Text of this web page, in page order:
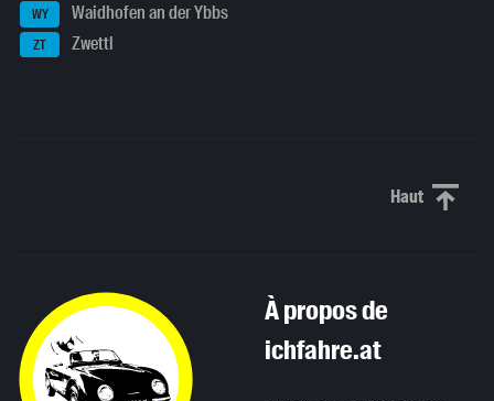
WY Waidhofen an der Ybbs
ZT Zwettl
HautHaut de
À propos de
ichfahre.at